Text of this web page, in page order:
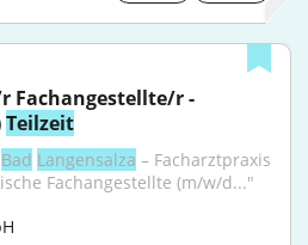
Fachangestellte/r -
Teilzeit
Bad Langensalza – Facharztpraxis
Fachangestellte (m/w/d..."